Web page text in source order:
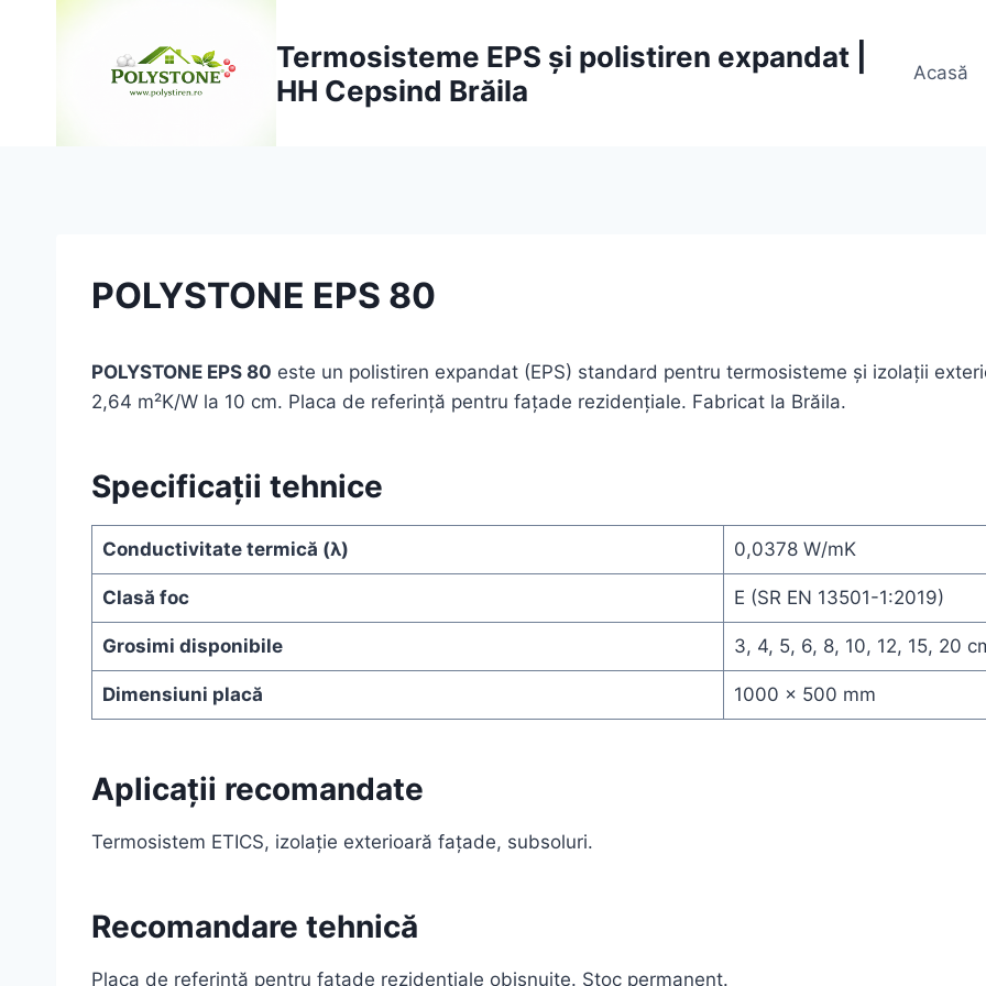
Termosisteme EPS și polistiren expandat |
HH Cepsind Brăila
Acasă
POLYSTONE EPS 80
POLYSTONE EPS 80 este un polistiren expandat (EPS) standard pentru termosisteme și izolații
2,64 m²K/W la 10 cm. Placa de referință pentru fațade rezidențiale. Fabricat la Brăila.
Specificații tehnice
Conductivitate termică (λ) 0,0378 W/mK
Clasă foc E (SR EN 13501-1:2019)
Grosimi disponibile 3, 4, 5, 6, 8, 10, 12, 15, 20
Dimensiuni placă 1000 × 500 mm
Aplicații recomandate
Termosistem ETICS, izolație exterioară fațade, subsoluri.
Recomandare tehnică
Placa de referință pentru fațade rezidențiale obișnuite. Stoc permanent.